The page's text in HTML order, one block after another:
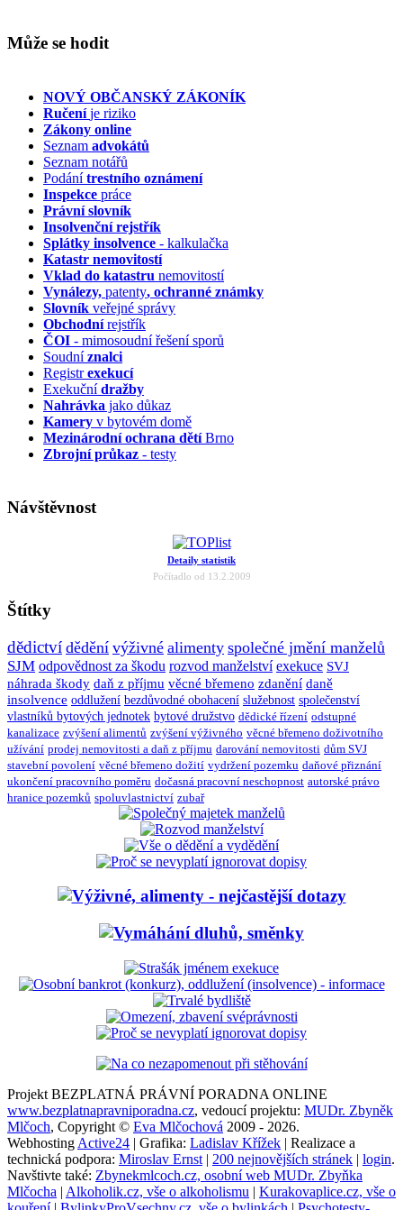
Může se hodit
NOVÝ OBČANSKÝ ZÁKONÍK
Ručeníje riziko
Zákony online
Seznam advokátů
Seznam notářů
Podánítrestního oznámení
Inspekce práce
Právní slovník
Insolvenčnírejstřík
Splátky insolvence - kalkulačka
Katastr nemovitostí
Vklad do katastru nemovitostí
Vynálezy, patenty, ochranné známky
Slovník veřejné správy
Obchodnírejstřík
ČOI - mimosoudní řešení sporů
Soudníznalci
Registrexekucí
Exekučnídražby
Nahrávka jako důkaz
Kamery v bytovém domě
Mezinárodní ochrana dětíBrno
Zbrojní průkaz - testy
Návštěvnost
Detaily statistik
Počítadlo od 13.2.2009
Štítky
dědictví dědění výživné alimenty společné jmění manželů
SJM odpovědnost za škodu rozvod manželství exekuce SVJ
náhrada škody daň z příjmu věcné břemeno zdanění daně
insolvence oddlužení bezdůvodné obohacení služebnost společenství
vlastníků bytových jednotek bytové družstvo dědické řízení odstupné
kanalizace zvýšení alimentů zvýšení výživného věcné břemeno doživotního
užívání prodej nemovitosti a daň z příjmu darování nemovitosti dům SVJ
stavební povolení věcné břemeno dožití vydržení pozemku daňové přiznání
ukončení pracovního poměru dočasná pracovní neschopnost autorské právo
hranice pozemků spoluvlastnictví zubař
Projekt BEZPLATNÁ PRÁVNÍ PORADNA ONLINE
www.bezplatnapravniporadna.cz, vedoucí projektu: MUDr. Zbyněk
Mlčoch, Copyright © Eva Mlčochová 2009 - 2026.
Webhosting Active24 | Grafika: Ladislav Křížek | Realizace a
technická podpora: Miroslav Ernst | 200 nejnovějších stránek | login.
Navštivte také: Zbynekmlcoch.cz, osobní web MUDr. Zbyňka
Mlčocha | Alkoholik.cz, vše o alkoholismu | Kurakovaplice.cz, vše o